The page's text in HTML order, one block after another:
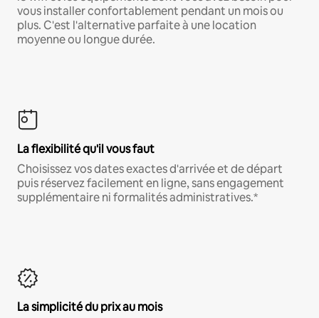
vous installer confortablement pendant un mois ou
plus. C'est l'alternative parfaite à une location
moyenne ou longue durée.
La flexibilité qu'il vous faut
Choisissez vos dates exactes d'arrivée et de départ
puis réservez facilement en ligne, sans engagement
supplémentaire ni formalités administratives.*
La simplicité du prix au mois